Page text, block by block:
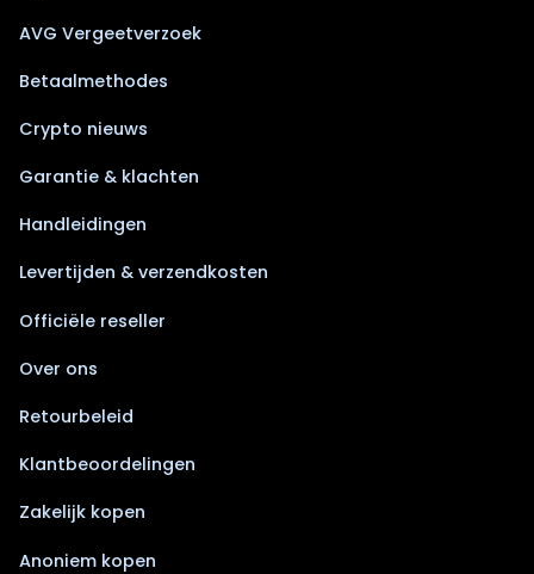
AVG Vergeetverzoek
Betaalmethodes
Crypto nieuws
Garantie & klachten
Handleidingen
Levertijden & verzendkosten
Officiële reseller
Over ons
Retourbeleid
Klantbeoordelingen
Zakelijk kopen
Anoniem kopen